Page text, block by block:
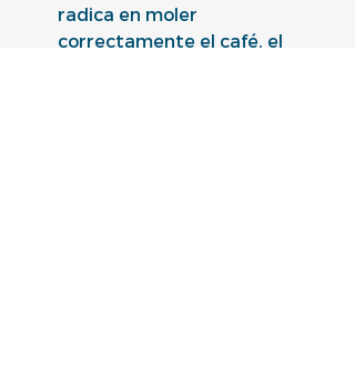
radica en moler
correctamente el café, el